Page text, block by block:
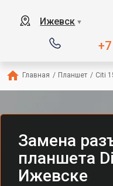
Ижевск ▼
Главная / Планшет / Citi
Замена
планшета
Ижевске